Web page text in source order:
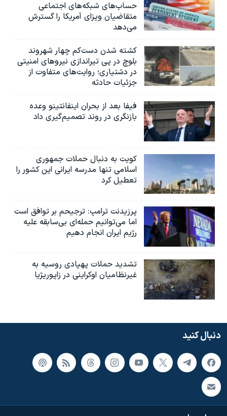
حساب‌های شبکه‌های اجتماعی
متقاضیان ویزای آمریکا را گسترش
می‌دهد
کشته شدن دست‌کم چهار شهروند
بلوچ در پی تیراندازی نیروهای امنیتی
در دشتیاری؛ روایت‌های متفاوت از
جزئیات حادثه
فیفا بعد از بحران اینفانتینو وعده
بازنگری در روند تصمیم‌گیری داد
کویت به دنبال حملات جمهوری
اسلامی تنها مدرسه ایرانی این کشور را
تعطیل کرد
پرزیدنت ترامپ: ترجیحم بر توافق است
اما می‌توانیم حمله‌ای بی‌سابقه علیه
رژیم ایران انجام دهیم
تشدید حملات پهپادی روسیه به
غیرنظامیان اوکراینی در زاپوریژیا
دنبال کنید